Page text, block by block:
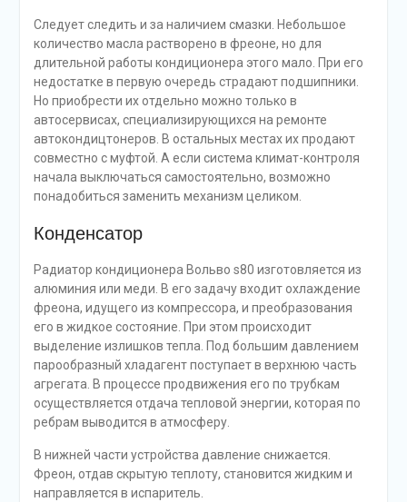
Следует следить и за наличием смазки. Небольшое
количество масла растворено в фреоне, но для
длительной работы кондиционера этого мало. При его
недостатке в первую очередь страдают подшипники.
Но приобрести их отдельно можно только в
автосервисах, специализирующихся на ремонте
автокондицтонеров. В остальных местах их продают
совместно с муфтой. А если система климат-контроля
начала выключаться самостоятельно, возможно
понадобиться заменить механизм целиком.
Конденсатор
Радиатор кондиционера Вольво s80 изготовляется из
алюминия или меди. В его задачу входит охлаждение
фреона, идущего из компрессора, и преобразования
его в жидкое состояние. При этом происходит
выделение излишков тепла. Под большим давлением
парообразный хладагент поступает в верхнюю часть
агрегата. В процессе продвижения его по трубкам
осуществляется отдача тепловой энергии, которая по
ребрам выводится в атмосферу.
В нижней части устройства давление снижается.
Фреон, отдав скрытую теплоту, становится жидким и
направляется в испаритель.